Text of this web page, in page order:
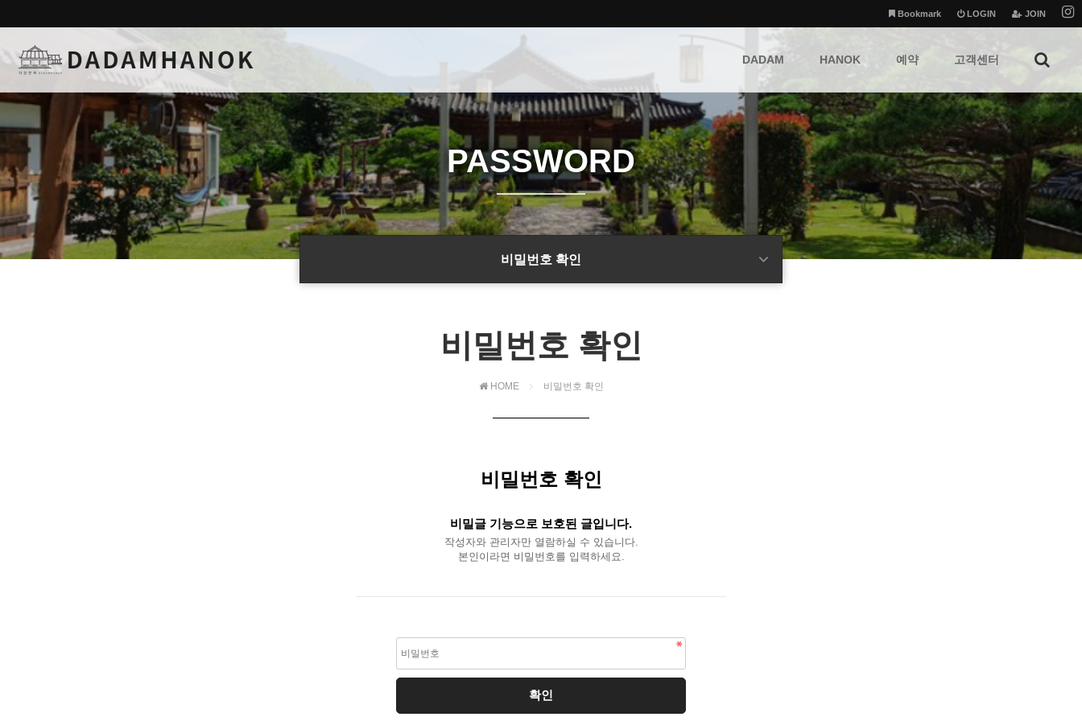
JOIN
LOGIN
Bookmark
DADAM
하위분류
HANOK
하위분류
예약
하위분류
고객센터
하위분류
PASSWORD
비밀번호 확인
비밀번호 확인
HOME 비밀번호 확인
비밀번호 확인
비밀글 기능으로 보호된 글입니다.
작성자와 관리자만 열람하실 수 있습니다.
본인이라면 비밀번호를 입력하세요.